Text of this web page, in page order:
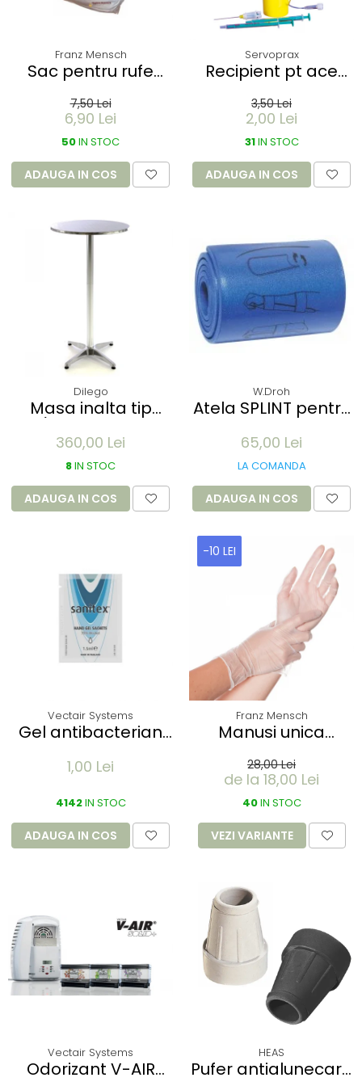
Franz Mensch
Sac pentru rufe
in apa - 60 litri -
66x84 cm / 17 my
7,50 Lei
6,90 Lei
50IN STOC
ADAUGA IN COS
Servoprax
Recipient pt ace
de buzunar 150 ml
3,50 Lei
2,00 Lei
31IN STOC
ADAUGA IN COS
Dilego
Masa inalta tip
60x115cm - aluminiu
optic crom
360,00 Lei
8IN STOC
ADAUGA IN COS
W.Droh
Atela SPLINT pentru
- refolosibila,
impermeabila,
radio-transparenta
- rola 100x11 cm
65,00 Lei
LA COMANDA
ADAUGA IN COS
Vectair Systems
Gel antibacterian
SACHET 70 % alcool-
1,00 Lei
4142IN STOC
ADAUGA IN COS
-10 LEI
Franz Mensch
Manusi unica
LIGHT - Vinyl clear -
calitate light fara
pudra - marime XL
- 100 buc
28,00 Lei
de la 18,00 Lei
40IN STOC
VEZI VARIANTE
Vectair Systems
Odorizant V-AIR
HEAS
Pufer antialunecare